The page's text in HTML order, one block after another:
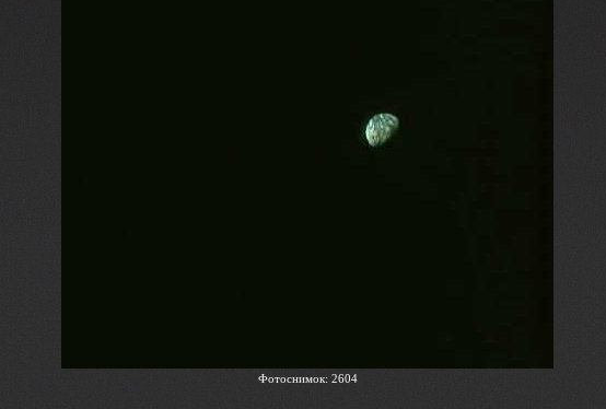
Фотоснимок: 2604